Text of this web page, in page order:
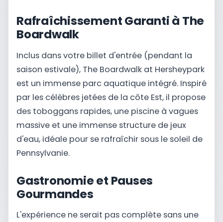
Rafraîchissement Garanti à The
Boardwalk
Inclus dans votre billet d'entrée (pendant la
saison estivale), The Boardwalk at Hersheypark
est un immense parc aquatique intégré. Inspiré
par les célèbres jetées de la côte Est, il propose
des toboggans rapides, une piscine à vagues
massive et une immense structure de jeux
d'eau, idéale pour se rafraîchir sous le soleil de
Pennsylvanie.
Gastronomie et Pauses
Gourmandes
L'expérience ne serait pas complète sans une